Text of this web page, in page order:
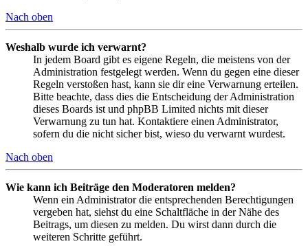
Nach oben
Weshalb wurde ich verwarnt?
In jedem Board gibt es eigene Regeln, die meistens von der
Administration festgelegt werden. Wenn du gegen eine dieser
Regeln verstoßen hast, kann sie dir eine Verwarnung erteilen.
Bitte beachte, dass dies die Entscheidung der Administration
dieses Boards ist und phpBB Limited nichts mit dieser
Verwarnung zu tun hat. Kontaktiere einen Administrator,
sofern du die nicht sicher bist, wieso du verwarnt wurdest.
Nach oben
Wie kann ich Beiträge den Moderatoren melden?
Wenn ein Administrator die entsprechenden Berechtigungen
vergeben hat, siehst du eine Schaltfläche in der Nähe des
Beitrags, um diesen zu melden. Du wirst dann durch die
weiteren Schritte geführt.